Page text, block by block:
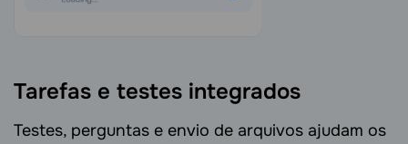
Tarefas e testes integrados
Testes, perguntas e envio de arquivos ajudam os